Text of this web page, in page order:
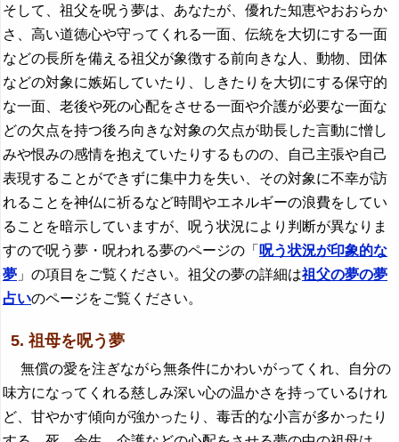
そして、祖父を呪う夢は、あなたが、優れた知恵やおおらか
さ、高い道徳心や守ってくれる一面、伝統を大切にする一面
などの長所を備える祖父が象徴する前向きな人、動物、団体
などの対象に嫉妬していたり、しきたりを大切にする保守的
な一面、老後や死の心配をさせる一面や介護が必要な一面な
どの欠点を持つ後ろ向きな対象の欠点が助長した言動に憎し
みや恨みの感情を抱えていたりするものの、自己主張や自己
表現することができずに集中力を失い、その対象に不幸が訪
れることを神仏に祈るなど時間やエネルギーの浪費をしてい
ることを暗示していますが、呪う状況により判断が異なりま
すので呪う夢・呪われる夢のページの「 呪う状況が印象的な
夢 」の項目をご覧ください。祖父の夢の詳細は祖父の夢の夢
占いのページをご覧ください。
5. 祖母を呪う夢
無償の愛を注ぎながら無条件にかわいがってくれ、自分の
味方になってくれる慈しみ深い心の温かさを持っているけれ
ど、甘やかす傾向が強かったり、毒舌的な小言が多かったり